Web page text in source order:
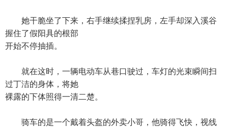
她干脆坐了下来，右手继续揉捏乳房，左手却深入溪谷
握住了假阳具的根部
开始不停抽插。
就在这时，一辆电动车从巷口驶过，车灯的光束瞬间扫
过丁洁的身体，将她
裸露的下体照得一清二楚。
骑车的是一个戴着头盔的外卖小哥，他骑得飞快，视线